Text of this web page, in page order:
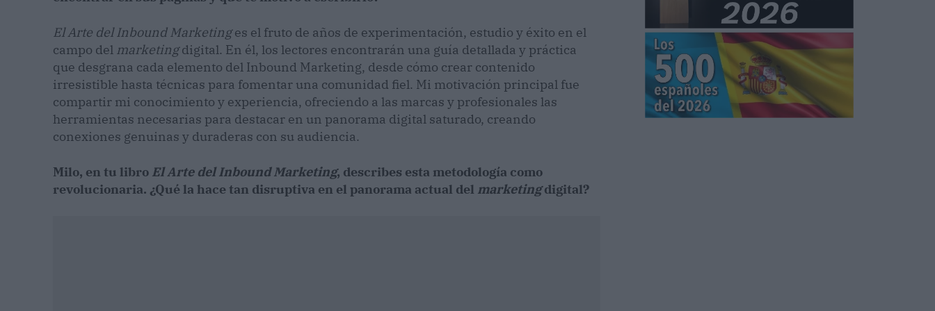
El Arte del Inbound Marketinges el fruto de años de experimentación, estudio y éxito en el
campo del marketingdigital. En él, los lectores encontrarán una guía detallada y práctica
que desgrana cada elemento del Inbound Marketing, desde cómo crear contenido
irresistible hasta técnicas para fomentar una comunidad fiel. Mi motivación principal fue
compartir mi conocimiento y experiencia, ofreciendo a las marcas y profesionales las
herramientas necesarias para destacar en un panorama digital saturado, creando
conexiones genuinas y duraderas con su audiencia.
Milo, en tu libro El Arte del Inbound Marketing, describes esta metodología como
revolucionaria. ¿Qué la hace tan disruptiva en el panorama actual del marketingdigital?